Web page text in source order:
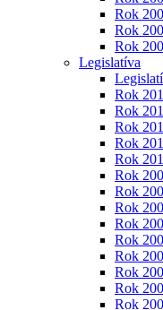
Rok
Rok
Rok
Legislatíva
Rok
Rok
Rok
Rok
Rok
Rok
Rok
Rok
Rok
Rok
Rok
Rok
Rok
Rok